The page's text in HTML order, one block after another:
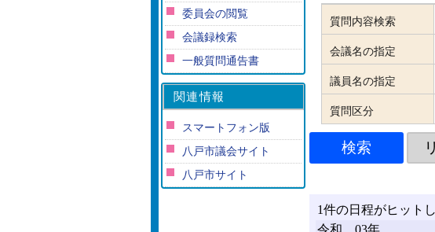
質問内容検索
会議名の指定
議員名の指定
質問区分
委員会の閲覧
会議録検索
一般質問通告書
関連情報
スマートフォン版
八戸市議会サイト
八戸市サイト